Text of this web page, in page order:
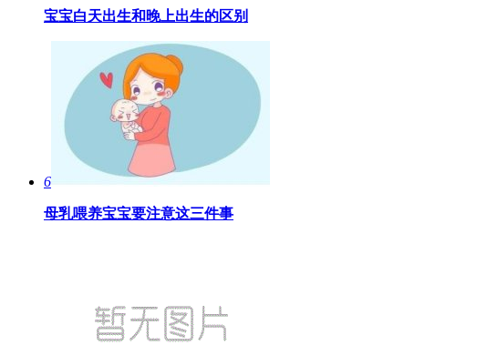
宝宝白天出生和晚上出生的区别
6
母乳喂养宝宝要注意这三件事